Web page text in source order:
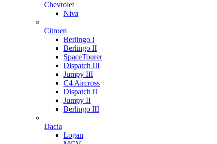
Chevrolet
Niva
Citroen
Berlingo I
Berlingo II
SpaceTourer
Dispatch III
Jumpy III
C4 Aircross
Dispatch II
Jumpy II
Berlingo III
Dacia
Logan